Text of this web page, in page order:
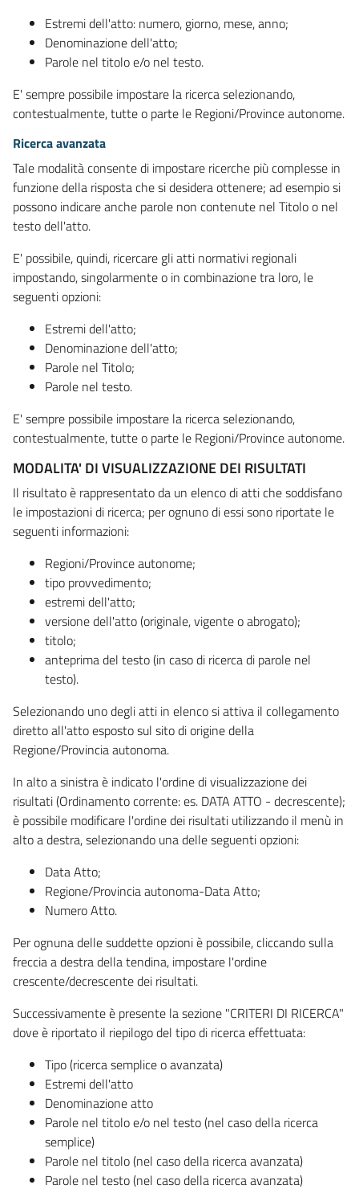
Estremi dell'atto: numero, giorno, mese, anno;
Denominazione dell'atto;
Parole nel titolo e/o nel testo.
E' sempre possibile impostare la ricerca selezionando,
contestualmente, tutte o parte le Regioni/Province autonome.
Ricerca avanzata
Tale modalità consente di impostare ricerche più complesse in
funzione della risposta che si desidera ottenere; ad esempio si
possono indicare anche parole non contenute nel Titolo o nel
testo dell'atto.
E' possibile, quindi, ricercare gli atti normativi regionali
impostando, singolarmente o in combinazione tra loro, le
seguenti opzioni:
Estremi dell'atto;
Denominazione dell'atto;
Parole nel Titolo;
Parole nel testo.
E' sempre possibile impostare la ricerca selezionando,
contestualmente, tutte o parte le Regioni/Province autonome.
MODALITA' DI VISUALIZZAZIONE DEI RISULTATI
Il risultato è rappresentato da un elenco di atti che soddisfano
le impostazioni di ricerca; per ognuno di essi sono riportate le
seguenti informazioni:
Regioni/Province autonome;
tipo provvedimento;
estremi dell'atto;
versione dell'atto (originale, vigente o abrogato);
titolo;
anteprima del testo (in caso di ricerca di parole nel
testo).
Selezionando uno degli atti in elenco si attiva il collegamento
diretto all'atto esposto sul sito di origine della
Regione/Provincia autonoma.
In alto a sinistra è indicato l'ordine di visualizzazione dei
risultati (Ordinamento corrente: es. DATA ATTO - decrescente);
è possibile modificare l'ordine dei risultati utilizzando il menù in
alto a destra, selezionando una delle seguenti opzioni:
Data Atto;
Regione/Provincia autonoma-Data Atto;
Numero Atto.
Per ognuna delle suddette opzioni è possibile, cliccando sulla
freccia a destra della tendina, impostare l'ordine
crescente/decrescente dei risultati.
Successivamente è presente la sezione "CRITERI DI RICERCA"
dove è riportato il riepilogo del tipo di ricerca effettuata:
Tipo (ricerca semplice o avanzata)
Estremi dell'atto
Denominazione atto
Parole nel titolo e/o nel testo (nel caso della ricerca
semplice)
Parole nel titolo (nel caso della ricerca avanzata)
Parole nel testo (nel caso della ricerca avanzata)